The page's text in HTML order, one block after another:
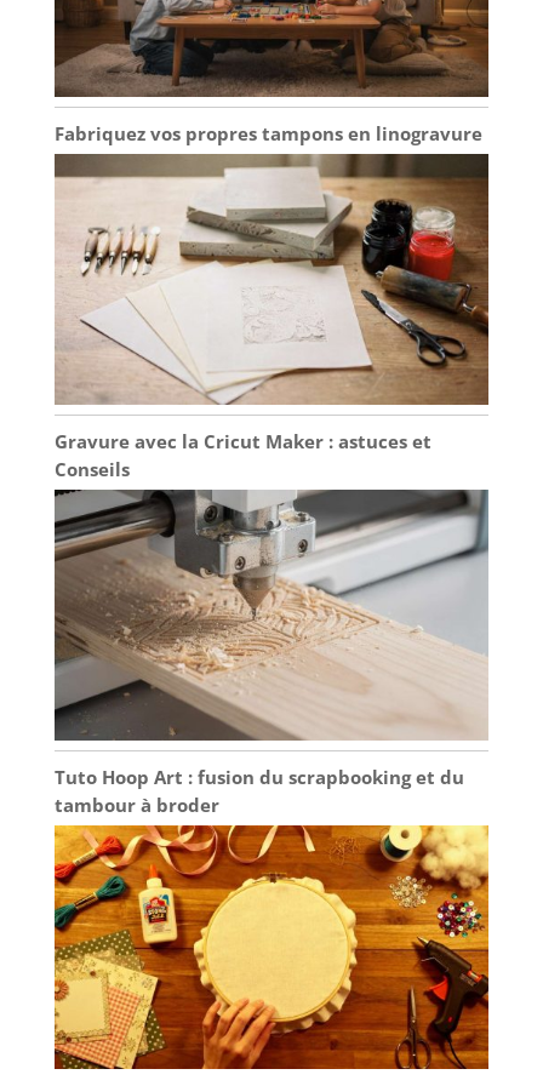
Fabriquez vos propres tampons en linogravure
Gravure avec la Cricut Maker : astuces et
Conseils
Tuto Hoop Art : fusion du scrapbooking et du
tambour à broder